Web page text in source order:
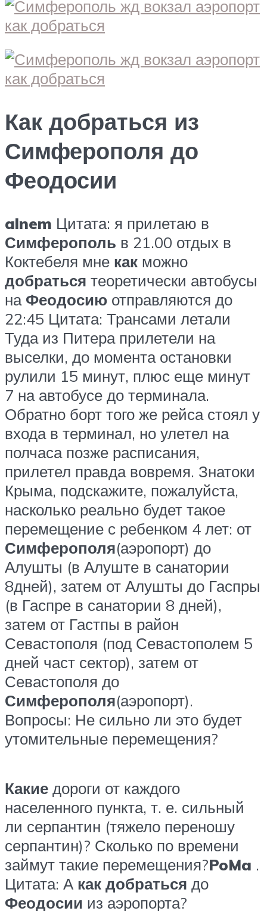
Как добраться из
Симферополя до
Феодосии
alnem Цитата: я прилетаю в
Симферополь в 21.00 отдых в
Коктебеля мне как можно
добраться теоретически автобусы
на Феодосию отправляются до
22:45 Цитата: Трансами летали
Туда из Питера прилетели на
выселки, до момента остановки
рулили 15 минут, плюс еще минут
7 на автобусе до терминала.
Обратно борт того же рейса стоял у
входа в терминал, но улетел на
полчаса позже расписания,
прилетел правда вовремя. Знатоки
Крыма, подскажите, пожалуйста,
насколько реально будет такое
перемещение с ребенком 4 лет: от
Симферополя(аэропорт) до
Алушты (в Алуште в санатории
8дней), затем от Алушты до Гаспры
(в Гаспре в санатории 8 дней),
затем от Гастпы в район
Севастополя (под Севастополем 5
дней част сектор), затем от
Севастополя до
Симферополя(аэропорт).
Вопросы: Не сильно ли это будет
утомительные перемещения?
Какие дороги от каждого
населенного пункта, т. е. сильный
ли серпантин (тяжело переношу
серпантин)? Сколько по времени
займут такие перемещения?PoMa .
Цитата: А как добраться до
Феодосии из аэропорта?